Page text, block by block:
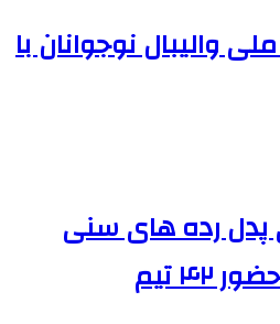
والیبال نوجوانان با
پدل رده های سنی
۴۲ تیم